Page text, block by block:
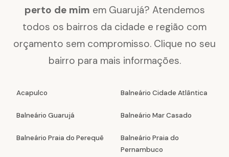
perto de mim em Guarujá? Atendemos
todos os bairros da cidade e região com
orçamento sem compromisso. Clique no seu
bairro para mais informações.
Acapulco Balneário Cidade Atlântica
Balneário Guarujá Balneário Mar Casado
Balneário Praia do Perequê
Balneário Praia do
Pernambuco